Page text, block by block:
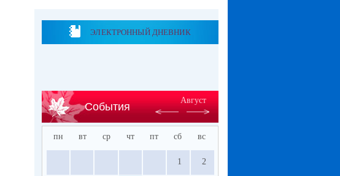
ЭЛЕКТРОННЫЙ ДНЕВНИК
События
Август
пн вт ср чт пт сб вс
1 2